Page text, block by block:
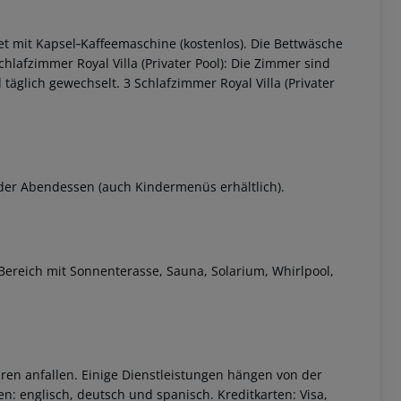
Kapsel‑Kaffeemaschine (kostenlos). Die Bettwäsche
Royal Villa (Privater Pool): Die Zimmer sind
gewechselt. 3 Schlafzimmer Royal Villa (Privater
Abendessen (auch Kindermenüs erhältlich).
mit Sonnenterasse, Sauna, Solarium, Whirlpool,
anfallen. Einige Dienstleistungen hängen von der
englisch, deutsch und spanisch. Kreditkarten: Visa,